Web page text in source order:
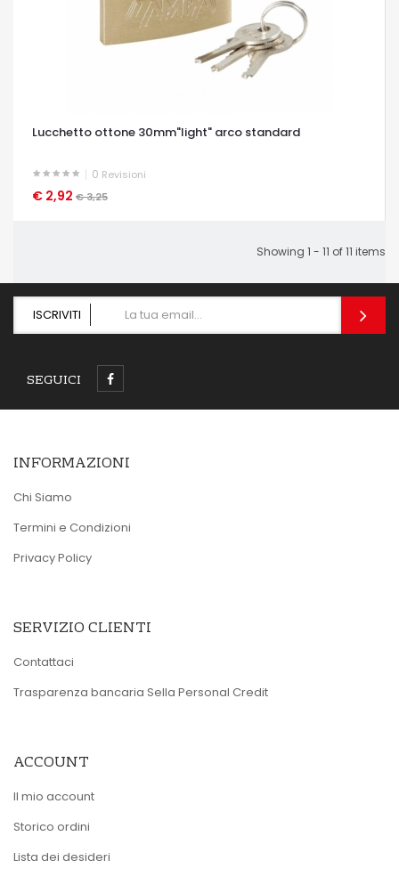
Lucchetto ottone 30mm"light" arco standard
0 Revisioni
€ 2,92 € 3,25
OCCHIATA VELOCE
Showing 1 - 11 of 11 items
ISCRIVITI
SEGUICI
INFORMAZIONI
Chi Siamo
Termini e Condizioni
Privacy Policy
SERVIZIO CLIENTI
Contattaci
Trasparenza bancaria Sella Personal Credit
ACCOUNT
Il mio account
Storico ordini
Lista dei desideri